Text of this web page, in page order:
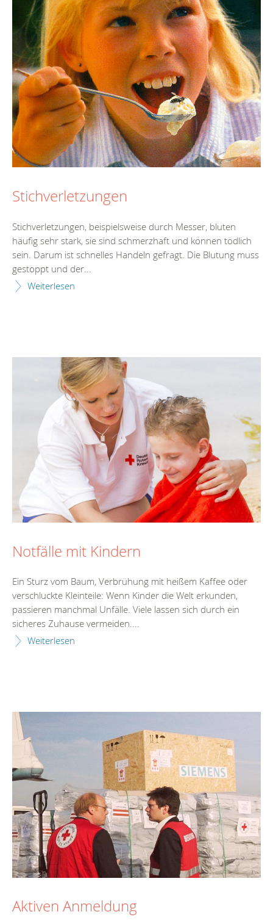
Stichverletzungen
Stichverletzungen, beispielsweise durch Messer, bluten
häufig sehr stark, sie sind schmerzhaft und können tödlich
sein. Darum ist schnelles Handeln gefragt. Die Blutung muss
gestoppt und der...
Weiterlesen
Notfälle mit Kindern
Ein Sturz vom Baum, Verbrühung mit heißem Kaffee oder
verschluckte Kleinteile: Wenn Kinder die Welt erkunden,
passieren manchmal Unfälle. Viele lassen sich durch ein
sicheres Zuhause vermeiden....
Weiterlesen
Aktiven Anmeldung